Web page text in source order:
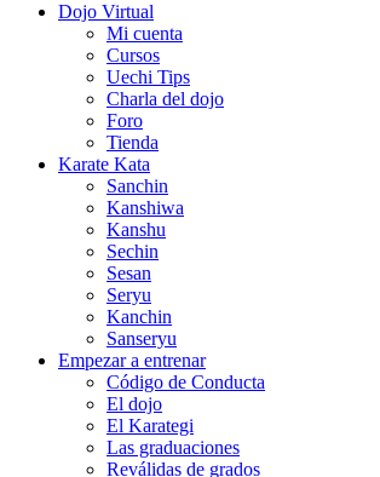
Dojo Virtual
Mi cuenta
Cursos
Uechi Tips
Charla del dojo
Foro
Tienda
Karate Kata
Sanchin
Kanshiwa
Kanshu
Sechin
Sesan
Seryu
Kanchin
Sanseryu
Empezar a entrenar
Código de Conducta
El dojo
El Karategi
Las graduaciones
Reválidas de grados